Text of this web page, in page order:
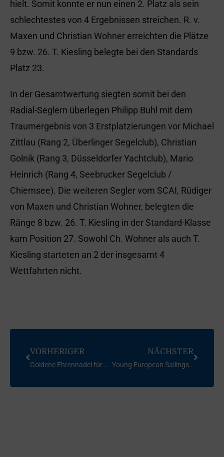
hielt. Somit konnte er nun einen 2. Platz als sein
schlechtestes von 4 Ergebnissen streichen. R. v.
Maxen und Christian Wohner erreichten die Plätze
9 bzw. 26. T. Kiesling belegte bei den Standards
Platz 23.
In der Gesamtwertung siegten somit bei den
Radial-Seglern überlegen Philipp Buhl mit dem
Traumergebnis von 3 Erstplatzierungen vor Michael
Zittlau (Rang 2, Überlinger Segelclub), Christian
Golnik (Rang 3, Düsseldorfer Yachtclub), Mario
Heinrich (Rang 4, Seebrucker Segelclub /
Chiemsee). Die weiteren Segler vom SCAI, Rüdiger
von Maxen und Christian Wohner, belegten die
Ränge 8 bzw. 26. T. Kiesling in der Standard-Klasse
kam Position 27. Sowohl Ch. Wohner als auch T.
Kiesling starteten an 2 der insgesamt 4
Wettfahrten nicht.
VORHERIGER
Goldene Ehrennadel für Löther/Klawitter
NÄCHSTER
Young European Sailings 2004, Kieler Bucht